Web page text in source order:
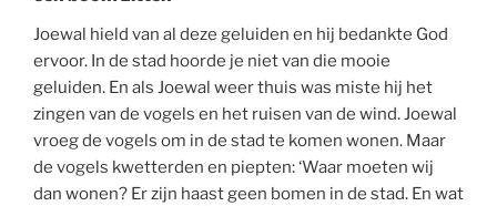
Joewal hield van al deze geluiden en hij bedankte God
ervoor. In de stad hoorde je niet van die mooie
geluiden. En als Joewal weer thuis was miste hij het
zingen van de vogels en het ruisen van de wind. Joewal
vroeg de vogels om in de stad te komen wonen. Maar
de vogels kwetterden en piepten: ‘Waar moeten wij
dan wonen? Er zijn haast geen bomen in de stad. En wat